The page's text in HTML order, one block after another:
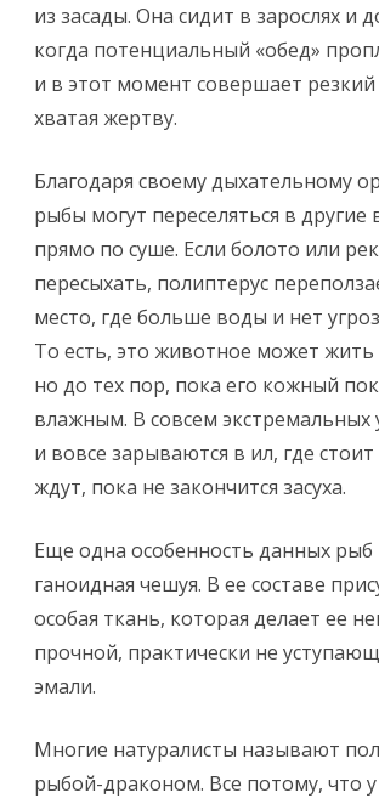
из засады. Она сидит в зарослях и
когда потенциальный «обед»
и в этот момент совершает
хватая жертву.
Благодаря своему дыхательному
рыбы могут переселяться в
прямо по суше. Если болото или
пересыхать, полиптерус
место, где больше воды и нет
То есть, это животное может жить
но до тех пор, пока его кожный
влажным. В совсем экстремальных
и вовсе зарываются в ил, где стоит
ждут, пока не закончится засуха.
Еще одна особенность данных рыб
ганоидная чешуя. В ее составе
особая ткань, которая делает ее
прочной, практически не
эмали.
Многие натуралисты называют
рыбой-драконом. Все потому, что